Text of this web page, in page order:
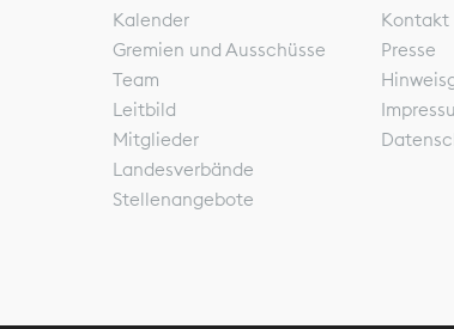
Kalender
Gremien und Ausschüsse
Team
Leitbild
Mitglieder
Landesverbände
Stellenangebote
Kontakt
Presse